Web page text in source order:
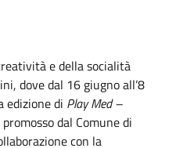
e della socialità
dove dal 16 giugno all’8
edizione di Play Med –
dal Comune di
con la